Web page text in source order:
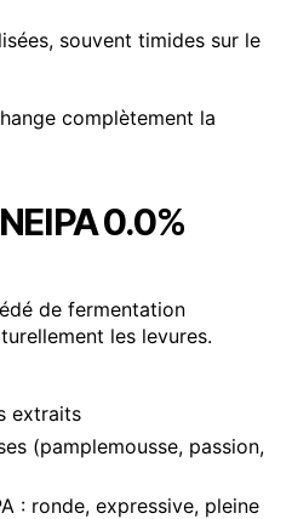
souvent timides sur le
complètement la
0.0%
de fermentation
les levures.
extraits
(pamplemousse, passion,
: ronde, expressive, pleine